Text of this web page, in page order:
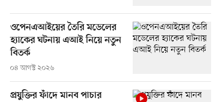
ওপেনএআইয়ের তৈরি মডেলের
হ্যাকের ঘটনায় এআই নিয়ে নতুন
বিতর্ক
০৪ আগস্ট ২০২৬
প্রযুক্তির ফাঁদে মানব পাচার